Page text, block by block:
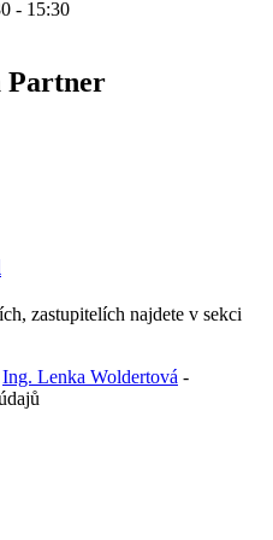
- 15:30
Partner
zastupitelích najdete v sekci
Ing. Lenka Woldertová -